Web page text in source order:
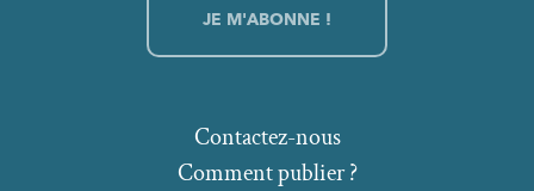
Comment publier ?
Contactez-nous